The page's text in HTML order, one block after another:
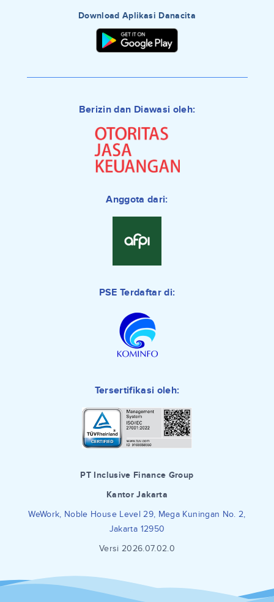
Download Aplikasi Danacita
Berizin dan Diawasi oleh:
Anggota dari:
PSE Terdaftar di:
Tersertifikasi oleh:
PT Inclusive Finance Group
Kantor Jakarta
WeWork, Noble House Level 29, Mega Kuningan No. 2,
Jakarta 12950
Versi 2026.07.02.0